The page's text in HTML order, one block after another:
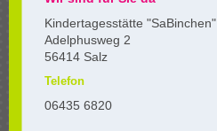
Kindertagesstätte "SaBinchen"
Adelphusweg 2
56414 Salz
Telefon
06435 6820